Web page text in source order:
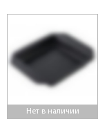
Нет в наличии